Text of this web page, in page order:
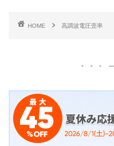
HOME 高調波電圧歪率